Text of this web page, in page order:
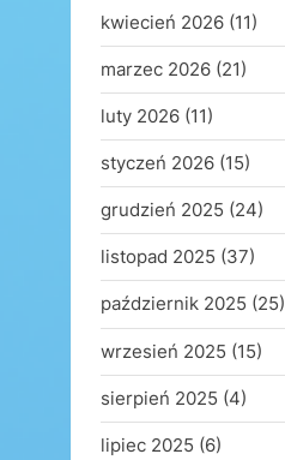
kwiecień 2026 (11)
marzec 2026 (21)
luty 2026 (11)
styczeń 2026 (15)
grudzień 2025 (24)
listopad 2025 (37)
październik 2025 (25)
wrzesień 2025 (15)
sierpień 2025 (4)
lipiec 2025 (6)